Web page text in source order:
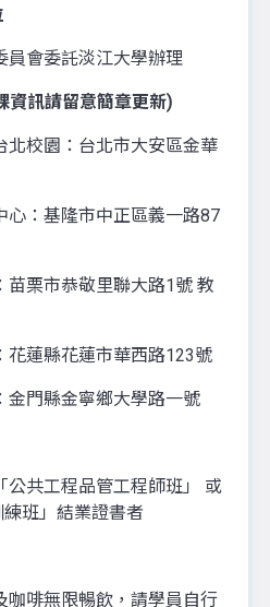
會委託淡江大學辦理
資訊請留意簡章更新)
校園：台北市大安區金華
：基隆市中正區義一路87
栗市恭敬里聯大路1號 教
蓮縣花蓮市華西路123號
門縣金寧鄉大學路一號
共工程品管工程師班」 或
練班」結業證書者
啡無限暢飲，請學員自行